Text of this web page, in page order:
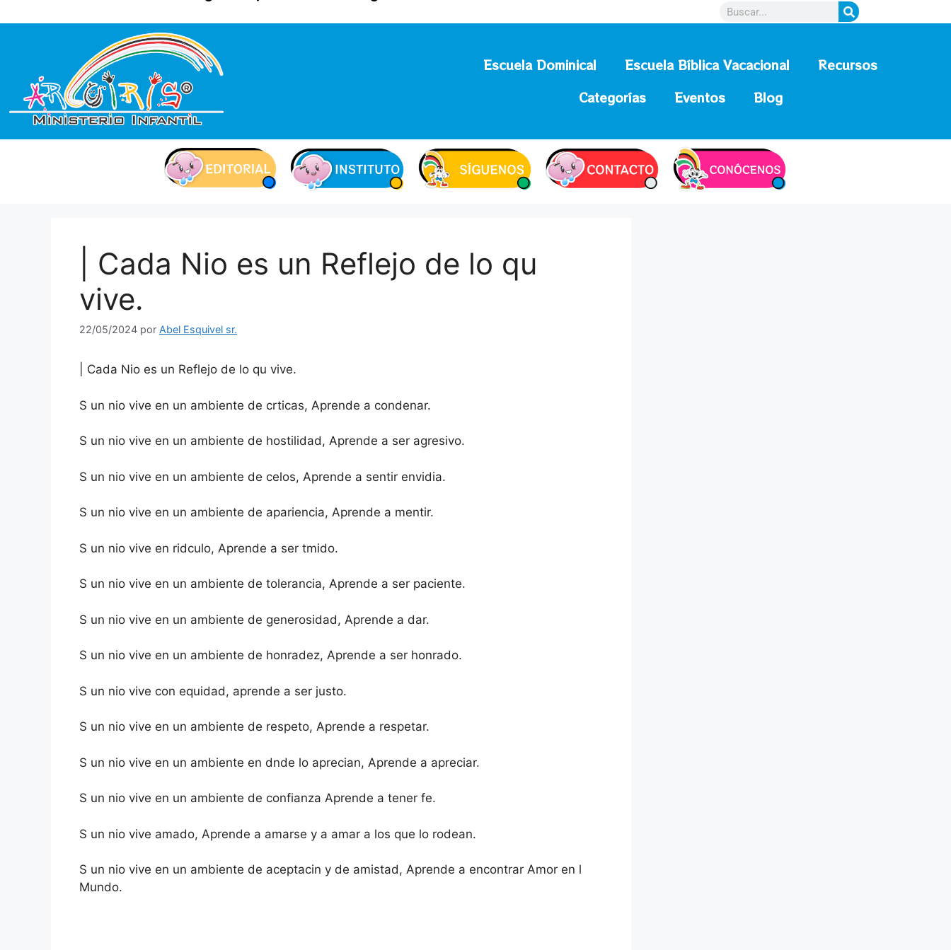
Escuela Dominical Escuela Bíblica Vacacional
Recursos
Categorías
Eventos Blog
| Cada Nio es un Reflejo de lo qu
vive.
22/05/2024 por Abel Esquivel sr.
| Cada Nio es un Reflejo de lo qu vive.
S un nio vive en un ambiente de crticas, Aprende a condenar.
S un nio vive en un ambiente de hostilidad, Aprende a ser agresivo.
S un nio vive en un ambiente de celos, Aprende a sentir envidia.
S un nio vive en un ambiente de apariencia, Aprende a mentir.
S un nio vive en ridculo, Aprende a ser tmido.
S un nio vive en un ambiente de tolerancia, Aprende a ser paciente.
S un nio vive en un ambiente de generosidad, Aprende a dar.
S un nio vive en un ambiente de honradez, Aprende a ser honrado.
S un nio vive con equidad, aprende a ser justo.
S un nio vive en un ambiente de respeto, Aprende a respetar.
S un nio vive en un ambiente en dnde lo aprecian, Aprende a apreciar.
S un nio vive en un ambiente de confianza Aprende a tener fe.
S un nio vive amado, Aprende a amarse y a amar a los que lo rodean.
S un nio vive en un ambiente de aceptacin y de amistad, Aprende a encontrar Amor en l
Mundo.